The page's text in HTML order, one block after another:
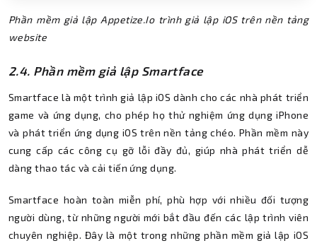
Phần mềm giả lập Appetize.Io trình giả lập iOS trên nền tảng
website
2.4. Phần mềm giả lập Smartface
Smartface là một trình giả lập iOS dành cho các nhà phát triển
game và ứng dụng, cho phép họ thử nghiệm ứng dụng iPhone
và phát triển ứng dụng iOS trên nền tảng chéo. Phần mềm này
cung cấp các công cụ gỡ lỗi đầy đủ, giúp nhà phát triển dễ
dàng thao tác và cải tiến ứng dụng.
Smartface hoàn toàn miễn phí, phù hợp với nhiều đối tượng
người dùng, từ những người mới bắt đầu đến các lập trình viên
chuyên nghiệp. Đây là một trong những phần mềm giả lập iOS